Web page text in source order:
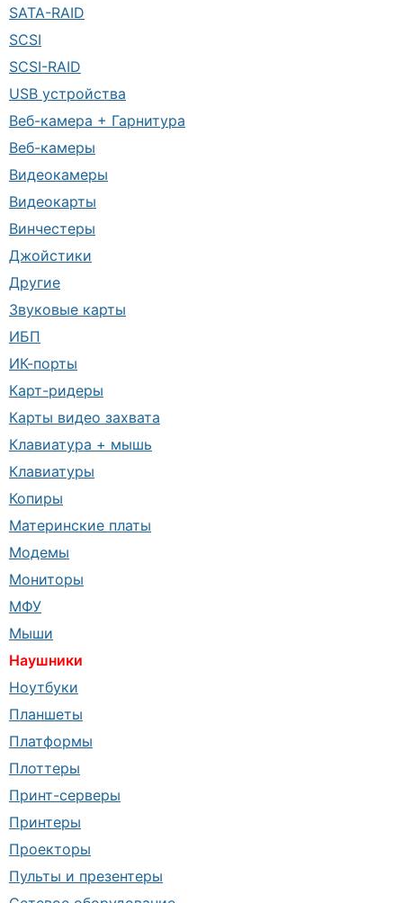
SATA-RAID
SCSI
SCSI-RAID
USB устройства
Веб-камера + Гарнитура
Веб-камеры
Видеокамеры
Видеокарты
Винчестеры
Джойстики
Другие
Звуковые карты
ИБП
ИК-порты
Карт-ридеры
Карты видео захвата
Клавиатура + мышь
Клавиатуры
Копиры
Материнские платы
Модемы
Мониторы
МФУ
Мыши
Наушники
Ноутбуки
Планшеты
Платформы
Плоттеры
Принт-серверы
Принтеры
Проекторы
Пульты и презентеры